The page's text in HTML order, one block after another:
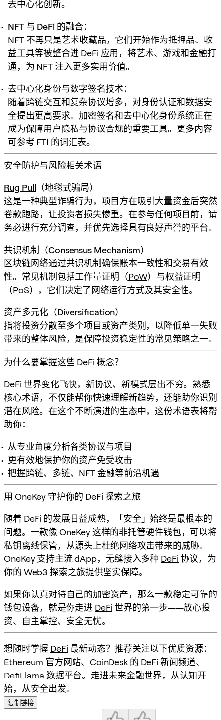
去中心化创新。
NFT 与 DeFi 的融合：
NFT 不再只是艺术收藏品，它们开始作为抵押品、收
益工具等被整合进 DeFi 应用，将艺术、游戏和金融打
通，为 NFT 注入更多实用价值。
去中心化身份与数字签名技术：
随着跨链交互和复杂协议增多，对身份认证和数据安
全提出更高要求。加密签名和去中心化身份系统正在
成为保障用户隐私与协议合规的重要工具。更多内容
可参考 FTI 的词汇表。
安全防护与风险相关术语
Rug Pull （地毯式骗局）
这是一种典型诈骗行为，项目方在吸引大量资金后突然
卷款跑路，让投资者损失惨重。在参与任何项目前，请
务必进行充分调查，并优先选择具有良好声誉的平台。
共识机制（Consensus Mechanism）
区块链网络通过共识机制确保账本一致性和交易有效
性。常见机制包括工作量证明（PoW）与权益证明
（PoS），它们决定了网络运行方式及其安全性。
资产多元化（Diversification）
指将投资分散至多个项目或资产类别，以降低单一失败
带来的整体风险，是保障投资稳定性的常见策略之一。
为什么要掌握这些 DeFi 概念？
DeFi 世界变化飞快，新协议、新模式层出不穷。熟悉
核心术语，不仅能帮你快速理解新趋势，还能助你识别
潜在风险。在这个不断演进的生态中，这份术语表将帮
助你：
从专业角度分析各类协议与项目
更有效地保护你的资产免受攻击
把握跨链、多链、NFT 金融等前沿机遇
用 OneKey 守护你的 DeFi 探索之旅
随着 DeFi 的发展日益成熟，「安全」始终是最根本的
问题。一款像 OneKey 这样的非托管硬件钱包，可以将
私钥离线保管，从源头上杜绝网络攻击带来的威胁。
OneKey 支持主流 dApp，无缝接入多种 DeFi 协议，为
你的 Web3 探索之旅提供坚实保障。
如果你认真对待自己的加密资产，那么一款稳定可靠的
钱包设备，就是你走进 DeFi 世界的第一步——放心投
资、自主掌控、安全无忧。
想随时掌握 DeFi 最新动态？推荐关注以下优质资源：
Ethereum 官方网站、 CoinDesk 的 DeFi 新闻频道、
DefiLlama 数据平台。走进未来金融世界，从认知开
始，从安全出发。
复制链接